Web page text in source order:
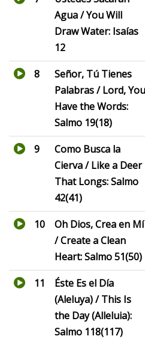
Agua / You Will
Draw Water: Isaías
12
8
Señor, Tú Tienes
Palabras / Lord, You
Have the Words:
Salmo 19(18)
9
Como Busca la
Cierva / Like a Deer
That Longs: Salmo
42(41)
10
Oh Dios, Crea en Mí
/ Create a Clean
Heart: Salmo 51(50)
11
Éste Es el Día
(Aleluya) / This Is
the Day (Alleluia):
Salmo 118(117)